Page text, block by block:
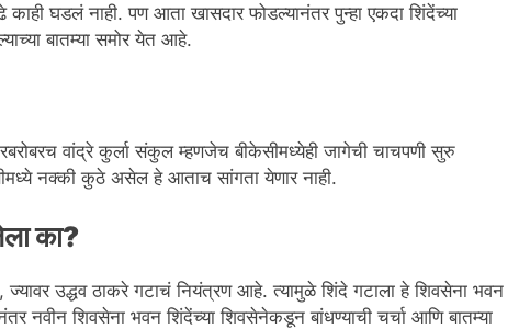
काही घडलं नाही. पण आता खासदार फोडल्यानंतर पुन्हा एकदा शिंदेंच्या
बातम्या समोर येत आहे.
वांद्रे कुर्ला संकुल म्हणजेच बीकेसीमध्येही जागेची चाचपणी सुरु
नक्की कुठे असेल हे आताच सांगता येणार नाही.
का?
उद्धव ठाकरे गटाचं नियंत्रण आहे. त्यामुळे शिंदे गटाला हे शिवसेना भवन
नवीन शिवसेना भवन शिंदेंच्या शिवसेनेकडून बांधण्याची चर्चा आणि बातम्या